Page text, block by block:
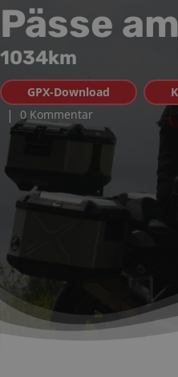
Pässe
1034km
GPX-Download
| 0 Kommentar